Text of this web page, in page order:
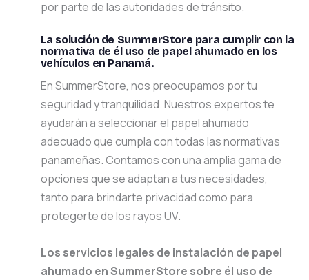
por parte de las autoridades de tránsito.
La solución de SummerStore para cumplir con la
normativa de él uso de papel ahumado en los
vehículos en Panamá.
En SummerStore, nos preocupamos por tu
seguridad y tranquilidad. Nuestros expertos te
ayudarán a seleccionar el papel ahumado
adecuado que cumpla con todas las normativas
panameñas. Contamos con una amplia gama de
opciones que se adaptan a tus necesidades,
tanto para brindarte privacidad como para
protegerte de los rayos UV.
Los servicios legales de instalación de papel
ahumado en SummerStore sobre él uso de